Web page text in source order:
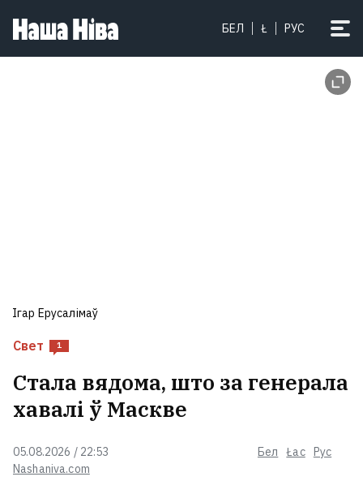
БЕЛ Ł РУС
Свет 1
Nashaniva.com
05.08.2026 / 22:53 Бел Łac Рус
Стала вядома, што за генерала
хавалі ў Маскве
Ігар Ерусалімаў